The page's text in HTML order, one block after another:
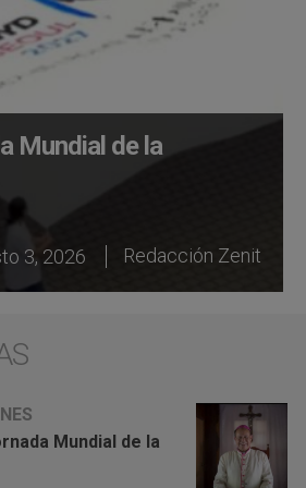
Mundial de la
3, 2026 Redacción Zenit
Mundial de la